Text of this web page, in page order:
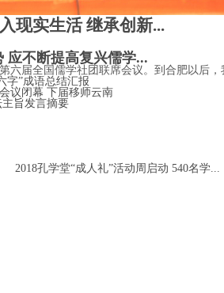
现实生活 继承创新...
应不断提高复兴儒学...
六届全国儒学社团联席会议。到合肥以后
字”成语总结汇报
议闭幕 下届移师云南
旨发言摘要
2018孔学堂“成人礼”活动周启动 540名学...